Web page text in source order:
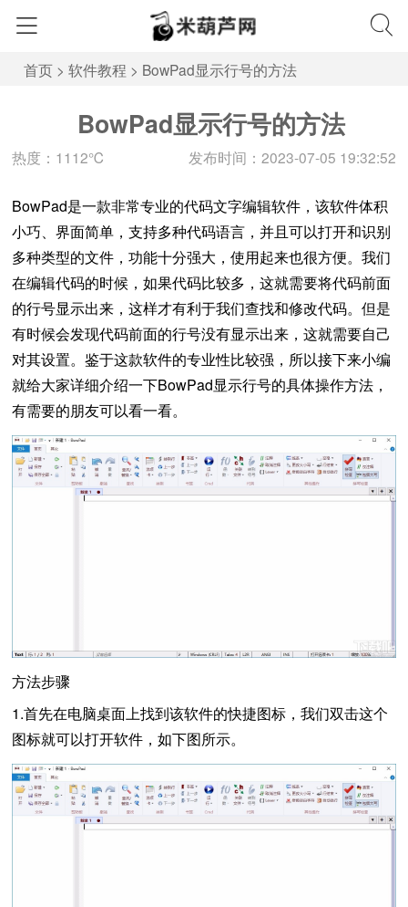
首页 > 软件教程 > BowPad显示行号的方法
BowPad显示行号的方法
热度：1112℃ 发布时间：2023-07-05 19:32:52
BowPad是一款非常专业的代码文字编辑软件，该软件体积
小巧、界面简单，支持多种代码语言，并且可以打开和识别
多种类型的文件，功能十分强大，使用起来也很方便。我们
在编辑代码的时候，如果代码比较多，这就需要将代码前面
的行号显示出来，这样才有利于我们查找和修改代码。但是
有时候会发现代码前面的行号没有显示出来，这就需要自己
对其设置。鉴于这款软件的专业性比较强，所以接下来小编
就给大家详细介绍一下BowPad显示行号的具体操作方法，
有需要的朋友可以看一看。
方法步骤
1.首先在电脑桌面上找到该软件的快捷图标，我们双击这个
图标就可以打开软件，如下图所示。